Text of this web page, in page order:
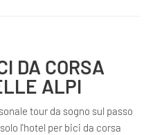
DA CORSA
ALPI
tour da sogno sul passo
l'hotel per bici da corsa